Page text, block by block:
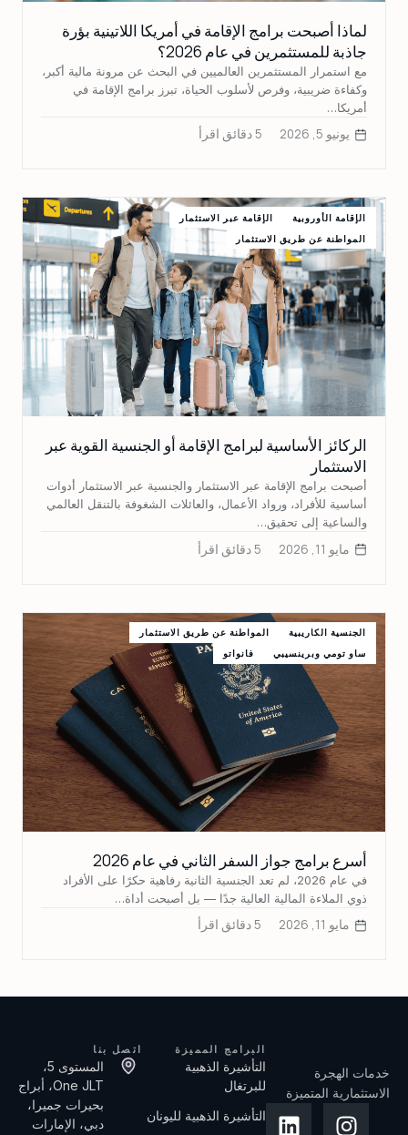
لماذا أصبحت برامج الإقامة في أمريكا اللاتينية بؤرة
جاذبة للمستثمرين في عام 2026؟
مع استمرار المستثمرين العالميين في البحث عن مرونة مالية أكبر،
وكفاءة ضريبية، وفرص لأسلوب الحياة، تبرز برامج الإقامة في
أمريكا…
يونيو 5, 2026 5 دقائق اقرأ
الإقامة الأوروبية
الإقامة عبر الاستثمار
المواطنة عن طريق الاستثمار
الركائز الأساسية لبرامج الإقامة أو الجنسية القوية عبر
الاستثمار
أصبحت برامج الإقامة عبر الاستثمار والجنسية عبر الاستثمار أدوات
أساسية للأفراد، ورواد الأعمال، والعائلات الشغوفة بالتنقل العالمي
والساعية إلى تحقيق…
مايو 11, 2026 5 دقائق اقرأ
الجنسية الكاريبية
المواطنة عن طريق الاستثمار
ساو تومي وبرينسيبي
فانواتو
أسرع برامج جواز السفر الثاني في عام 2026
في عام 2026، لم تعد الجنسية الثانية رفاهية حكرًا على الأفراد
ذوي الملاءة المالية العالية جدًا — بل أصبحت أداة…
مايو 11, 2026 5 دقائق اقرأ
خدمات الهجرة
الاستثمارية المتميزة
البرامج المميزة
التأشيرة الذهبية
للبرتغال
التأشيرة الذهبية لليونان
اتصل بنا
المستوى 5،
One JLT، أبراج
بحيرات جميرا،
دبي، الإمارات